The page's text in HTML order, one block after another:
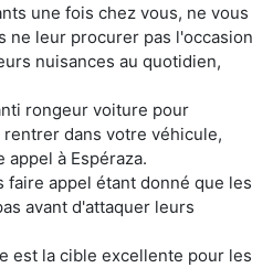
une fois chez vous, ne vous
ne leur procurer pas l'occasion
nuisances au quotidien,
rongeur voiture pour
dans votre véhicule,
appel à Espéraza.
faire appel étant donné que les
avant d'attaquer leurs
est la cible excellente pour les